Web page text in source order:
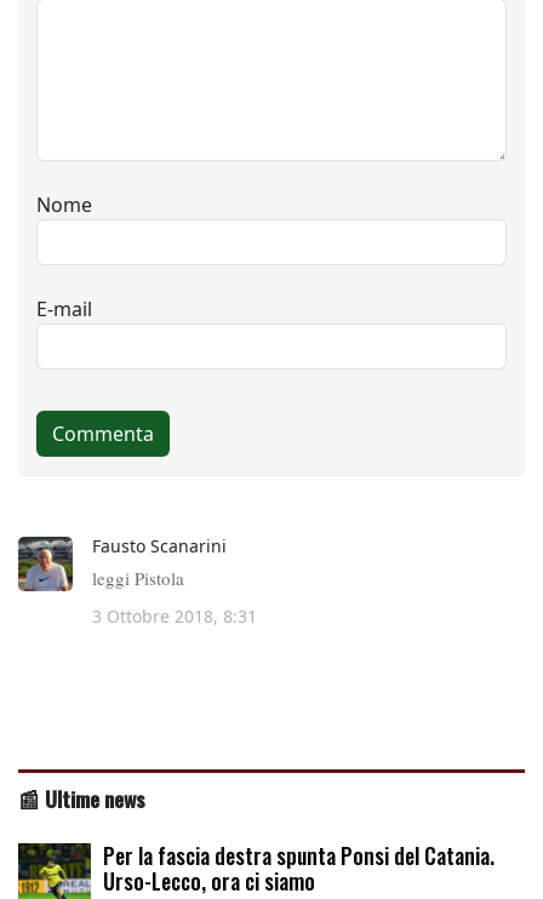
📰 Ultime news
Per la fascia destra spunta Ponsi del Catania.
Urso-Lecco, ora ci siamo